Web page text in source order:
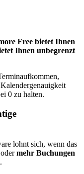
Free bietet Ihnen
Ihnen unbegrenzt
0 zu halten.
lohnt sich, wenn das
odermehr Buchungen